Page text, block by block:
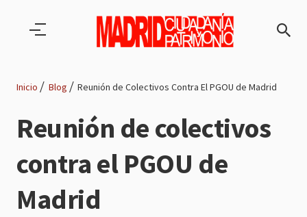
Ruta
de
navegación
Inicio Blog Reunión de Colectivos Contra El PGOU de Madrid
Reunión de colectivos
contra el PGOU de
Madrid